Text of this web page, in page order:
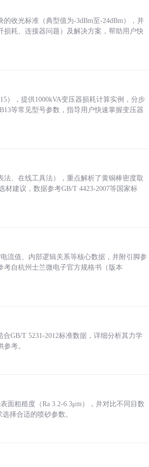
收光标准（典型值为-3dBm至-24dBm），并
耗、连接器问题）及解决方案，帮助用户快
），提供1000kVA变压器损耗计算实例，分步
等常见型号参数，指导用户快速掌握变压器
、在线工具法），重点解析了黄铜棒密度取
材建议，数据参考GB/T 4423-2007等国家标
流值、内部逻辑关系等核心数据，并附引脚参
自杭州士兰微电子官方规格书（版本
GB/T 5231-2012标准数据，详细分析其力学
考。
面粗糙度（Ra 3.2-6.3μm），并对比不同目数
择合适的喷砂参数。